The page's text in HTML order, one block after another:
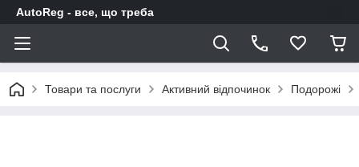
AutoReg - все, що треба
Товари та послуги Активний відпочинок Подорожі